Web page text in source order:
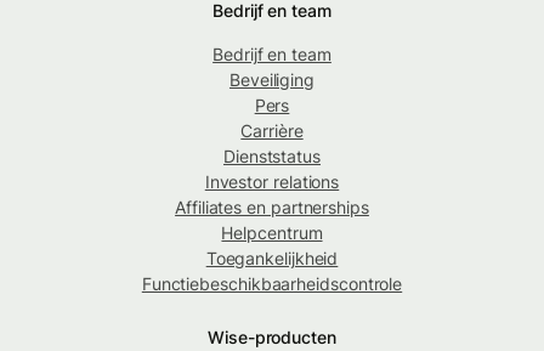
Bedrijf en team
Bedrijf en team
Beveiliging
Pers
Carrière
Dienststatus
Investor relations
Affiliates en partnerships
Helpcentrum
Toegankelijkheid
Functiebeschikbaarheidscontrole
Wise-producten